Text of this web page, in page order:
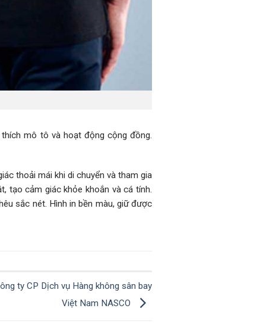
mô tô và hoạt động cộng đồng.
thoải mái khi di chuyển và tham gia
tạo cảm giác khỏe khoắn và cá tính.
sắc nét. Hình in bền màu, giữ được
ty CP Dịch vụ Hàng không sân bay
Việt Nam NASCO